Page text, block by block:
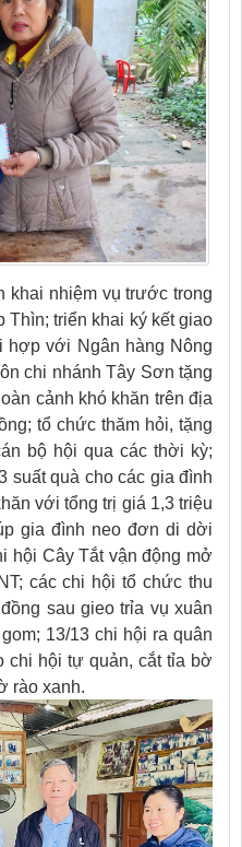
khai nhiệm vụ trước trong
Thìn; triển khai ký kết giao
hợp với Ngân hàng Nông
chi nhánh Tây Sơn tặng
cảnh khó khăn trên địa
tổ chức thăm hỏi, tặng
bộ hội qua các thời kỳ;
suất quà cho các gia đình
với tổng trị giá 1,3 triệu
gia đình neo đơn di dời
hội Cây Tắt vận động mở
các chi hội tổ chức thu
sau gieo trỉa vụ xuân
13/13 chi hội ra quân
chi hội tự quản, cắt tỉa bờ
rào xanh.